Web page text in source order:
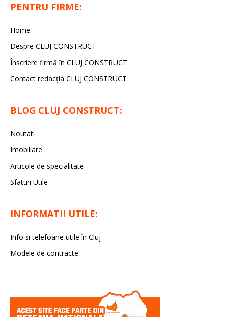
PENTRU FIRME:
Home
Despre CLUJ CONSTRUCT
Înscriere firmă în CLUJ CONSTRUCT
Contact redacția CLUJ CONSTRUCT
BLOG CLUJ CONSTRUCT:
Noutati
Imobiliare
Articole de specialitate
Sfaturi Utile
INFORMATII UTILE:
Info și telefoane utile în Cluj
Modele de contracte